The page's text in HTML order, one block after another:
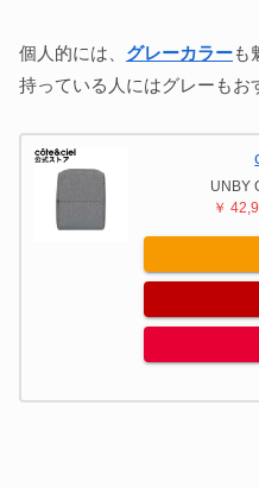
個人的には、 グレーカラーも
持っている人にはグレーもお
UNBY
￥